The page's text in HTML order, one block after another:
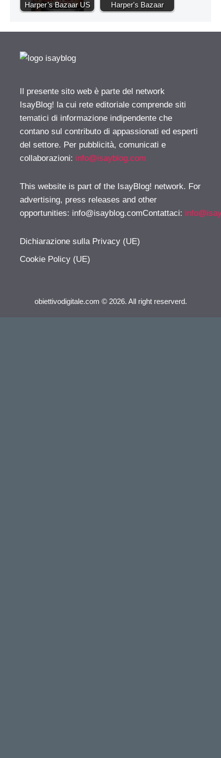
Harper’s Bazaar US
Harper's Bazaar
Il presente sito web è parte del network
IsayBlog! la cui rete editoriale comprende siti
tematici di informazione indipendente che
contano sul contributo di appassionati ed esperti
del settore. Per pubblicità, comunicati e
collaborazioni: info@isayblog.com
This website is part of the IsayBlog! network. For
advertising, press releases and other
opportunities: info@isayblog.comContattaci:
Dichiarazione sulla Privacy (UE)
Cookie Policy (UE)
obiettivodigitale.com © 2026. All right reserverd.